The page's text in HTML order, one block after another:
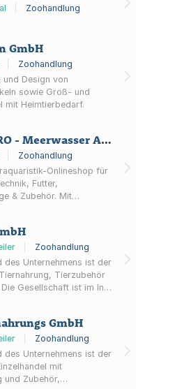
Zoohandlung
GmbH
Zoohandlung
und Design von
sowie Groß- und
mit Heimtierbedarf.
MEWAPRO - Meerwasser Aquaristik Shop
Zoohandlung
Onlineshop für
Futter,
& Zubehör. Mit
bis Umkehrosmose.
Zoohandlung
des Unternehmens ist der
Tierzubehör
Gesellschaft ist im In-
zur Gründung und
von Unternehmen und
sowie zur
Zweigniederlassungen.
GmbH
Zoohandlung
des Unternehmens ist der
mit
und Zubehör,